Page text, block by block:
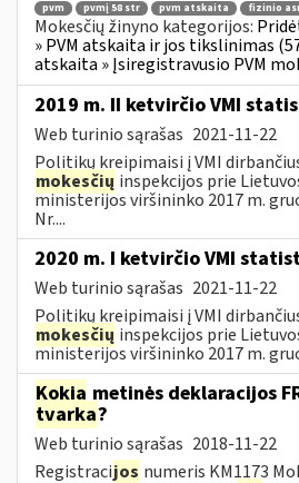
pvm pvmį 58 str pvm atskaita fizinio
Mokesčių žinyno kategorijos:
» PVM atskaita ir jos tikslinimas
atskaita » Įsiregistravusio PVM
2019 m. II ketvirčio VMI
Web turinio sąrašas 2021-11-22
Politikų kreipimaisi į VMI
mokesčių inspekcijos prie
ministerijos viršininko 2017 m.
Nr....
2020 m. I ketvirčio VMI
Web turinio sąrašas 2021-11-22
Politikų kreipimaisi į VMI
mokesčių inspekcijos prie
ministerijos viršininko 2017 m.
Kokia metinės deklaracijos
tvarka?
Web turinio sąrašas 2018-11-22
Registracijos numeris KM1173